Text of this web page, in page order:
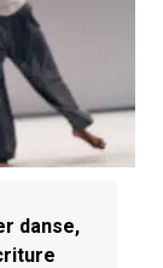
danse,